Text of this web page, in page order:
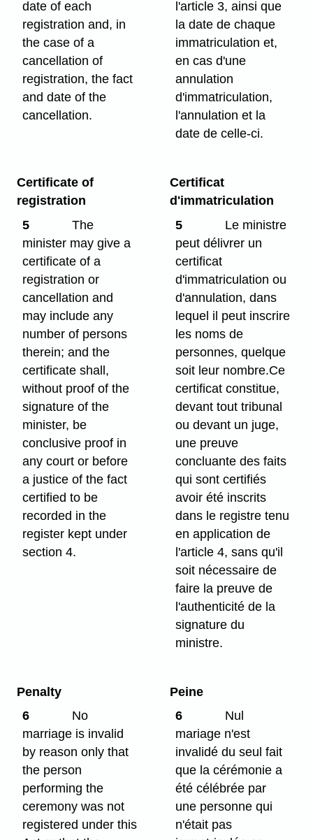
date of each
registration and, in
the case of a
cancellation of
registration, the fact
and date of the
cancellation.
l'article 3, ainsi que
la date de chaque
immatriculation et,
en cas d'une
annulation
d'immatriculation,
l'annulation et la
date de celle-ci.
Certificate of
registration
5
The
minister may give a
certificate of a
registration or
cancellation and
may include any
number of persons
therein; and the
certificate shall,
without proof of the
signature of the
minister, be
conclusive proof in
any court or before
a justice of the fact
certified to be
recorded in the
register kept under
section 4.
Certificat
d'immatriculation
5
Le ministre
peut délivrer un
certificat
d'immatriculation ou
d'annulation, dans
lequel il peut inscrire
les noms de
personnes, quelque
soit leur nombre.Ce
certificat constitue,
devant tout tribunal
ou devant un juge,
une preuve
concluante des faits
qui sont certifiés
avoir été inscrits
dans le registre tenu
en application de
l'article 4, sans qu'il
soit nécessaire de
faire la preuve de
l'authenticité de la
signature du
ministre.
Penalty
6
No
marriage is invalid
by reason only that
the person
performing the
ceremony was not
registered under this
Peine
6
Nul
mariage n'est
invalidé du seul fait
que la cérémonie a
été célébrée par
une personne qui
n'était pas